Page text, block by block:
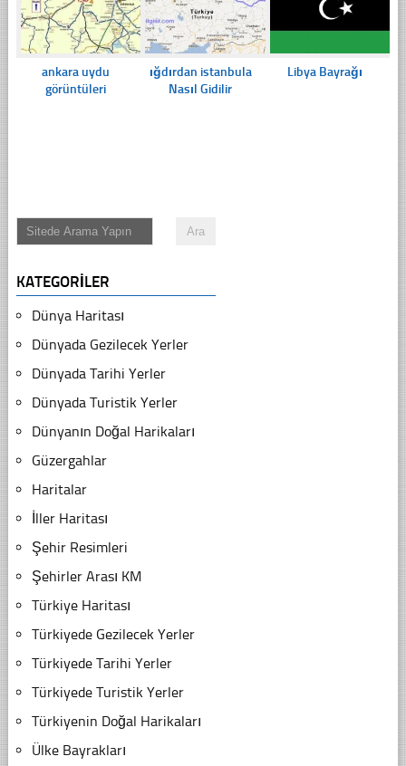
ankara uydu
görüntüleri
ığdırdan istanbula
Nasıl Gidilir
Libya Bayrağı
KATEGORILER
Dünya Haritası
Dünyada Gezilecek Yerler
Dünyada Tarihi Yerler
Dünyada Turistik Yerler
Dünyanın Doğal Harikaları
Güzergahlar
Haritalar
İller Haritası
Şehir Resimleri
Şehirler Arası KM
Türkiye Haritası
Türkiyede Gezilecek Yerler
Türkiyede Tarihi Yerler
Türkiyede Turistik Yerler
Türkiyenin Doğal Harikaları
Ülke Bayrakları